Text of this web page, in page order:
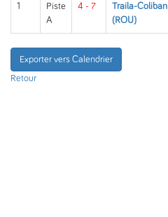
1
Piste
A
4 - 7
Traila-Coliban
(ROU)
Exporter vers Calendrier
Retour